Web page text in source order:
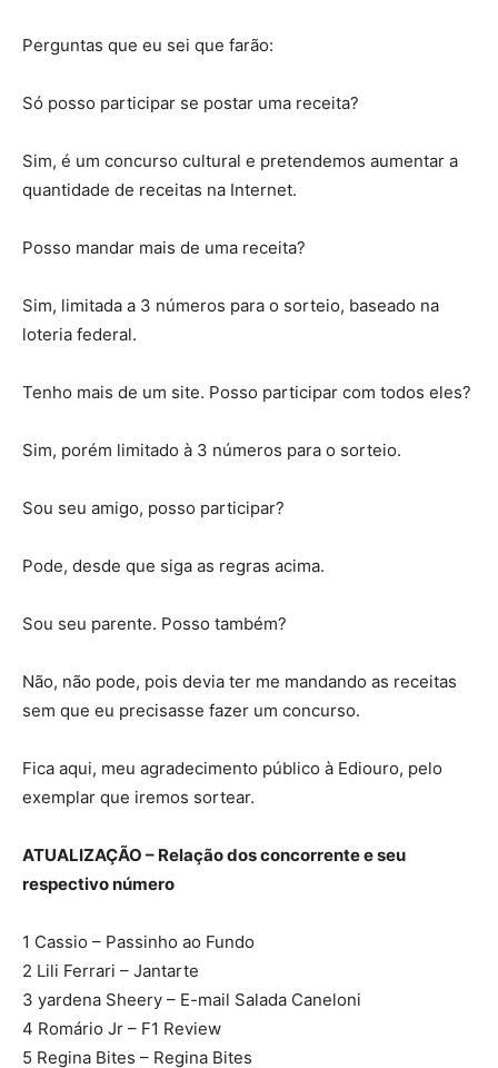
Perguntas que eu sei que farão:
Só posso participar se postar uma receita?
Sim, é um concurso cultural e pretendemos aumentar a
quantidade de receitas na Internet.
Posso mandar mais de uma receita?
Sim, limitada a 3 números para o sorteio, baseado na
loteria federal.
Tenho mais de um site. Posso participar com todos eles?
Sim, porém limitado à 3 números para o sorteio.
Sou seu amigo, posso participar?
Pode, desde que siga as regras acima.
Sou seu parente. Posso também?
Não, não pode, pois devia ter me mandando as receitas
sem que eu precisasse fazer um concurso.
Fica aqui, meu agradecimento público à Ediouro, pelo
exemplar que iremos sortear.
ATUALIZAÇÃO – Relação dos concorrente e seu
respectivo número
1 Cassio – Passinho ao Fundo
2 Lili Ferrari – Jantarte
3 yardena Sheery – E-mail Salada Caneloni
4 Romário Jr – F1 Review
5 Regina Bites – Regina Bites